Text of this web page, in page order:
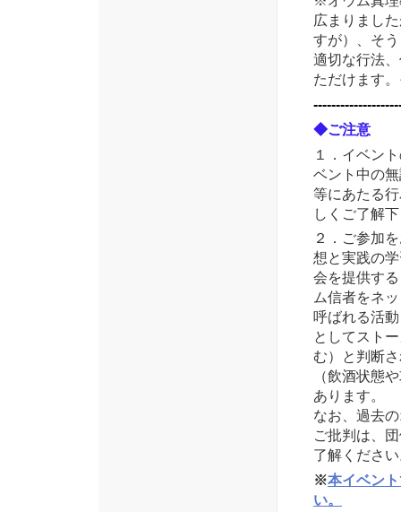
広まりまし
すが）、そ
適切な行法
ただけます
◆ご注意
１．イベン
ベント中の
等にあたる
しくご了解
２．ご参加
想と実践の
会を提供す
ム信者をネ
呼ばれる活
としてスト
む）と判断
（飲酒状態
あります。
なお、過去
ご批判は、
了解くださ
※本イベン
い。